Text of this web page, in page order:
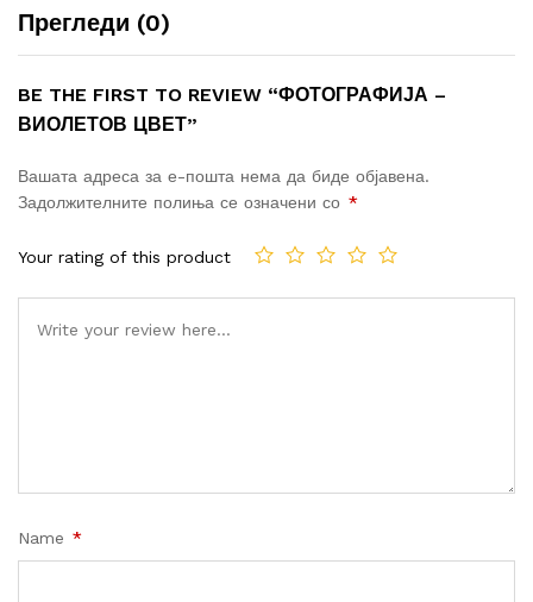
Прегледи (0)
BE THE FIRST TO REVIEW “ФОТОГРАФИЈА –
ВИОЛЕТОВ ЦВЕТ”
Вашата адреса за е-пошта нема да биде објавена.
Задолжителните полиња се означени со *
Your rating of this product
Name *